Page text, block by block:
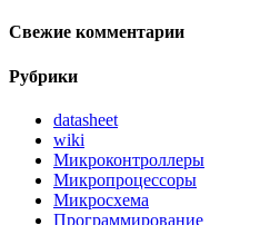
Свежие комментарии
Рубрики
datasheet
wiki
Микроконтроллеры
Микропроцессоры
Микросхема
Программирование